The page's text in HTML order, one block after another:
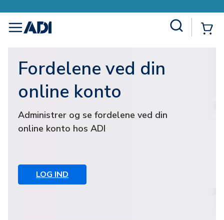
menu
Fordelene ved din
online konto
Administrer og se fordelene ved din
online konto hos ADI
LOG IND